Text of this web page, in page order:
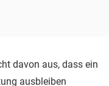
davon aus, dass ein
ausbleiben